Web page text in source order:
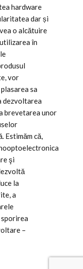
hardware
dar și
o alcătuire
în
vor
sa
dezvoltarea
brevetarea unor
Estimăm că,
şi
la
a
–